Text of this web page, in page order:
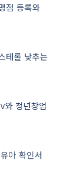
점 등록와
테롤 낮추는
와 청년창업
아 확인서